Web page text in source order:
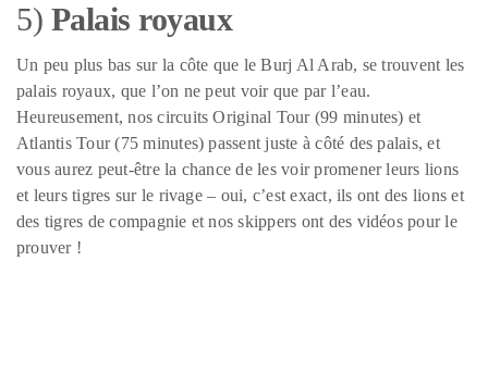
5) Palais royaux
Un peu plus bas sur la côte que le Burj Al Arab, se trouvent les
palais royaux, que l’on ne peut voir que par l’eau.
Heureusement, nos circuits Original Tour (99 minutes) et
Atlantis Tour (75 minutes) passent juste à côté des palais, et
vous aurez peut-être la chance de les voir promener leurs lions
et leurs tigres sur le rivage – oui, c’est exact, ils ont des lions et
des tigres de compagnie et nos skippers ont des vidéos pour le
prouver !